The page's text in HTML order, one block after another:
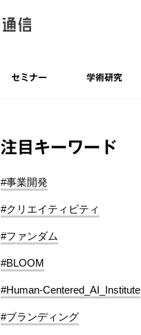
セミナー 学術研究
注目キーワード
#事業開発
#クリエイティビティ
#ファンダム
#BLOOM
#Human-Centered_AI_Institute
#ブランディング